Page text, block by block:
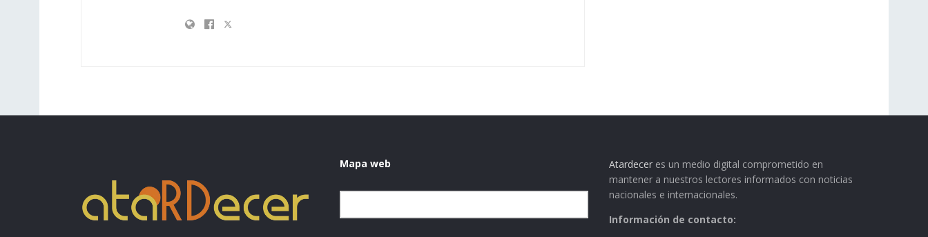
Mapa web Atardecer es un medio digital comprometido en
mantener a nuestros lectores informados con noticias
nacionales e internacionales.
Información de contacto: